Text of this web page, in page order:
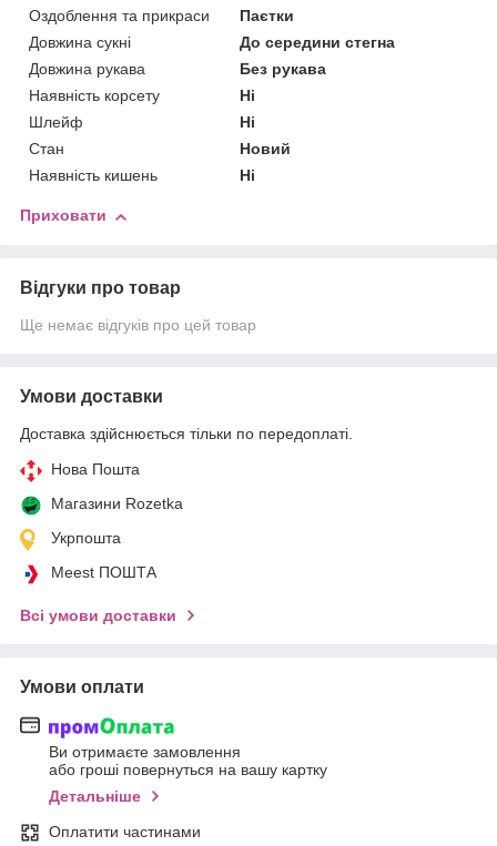
Оздоблення та прикраси
Паєтки
Довжина сукні
До середини стегна
Довжина рукава
Без рукава
Наявність корсету
Ні
Шлейф
Ні
Стан
Новий
Наявність кишень
Ні
Приховати
Відгуки про товар
Ще немає відгуків про цей товар
Умови доставки
Доставка здійснюється тільки по передоплаті.
Нова Пошта
Магазини Rozetka
Укрпошта
Meest ПОШТА
Всі умови доставки
Умови оплати
Ви отримаєте замовлення
або гроші повернуться на вашу картку
Детальніше
Оплатити частинами